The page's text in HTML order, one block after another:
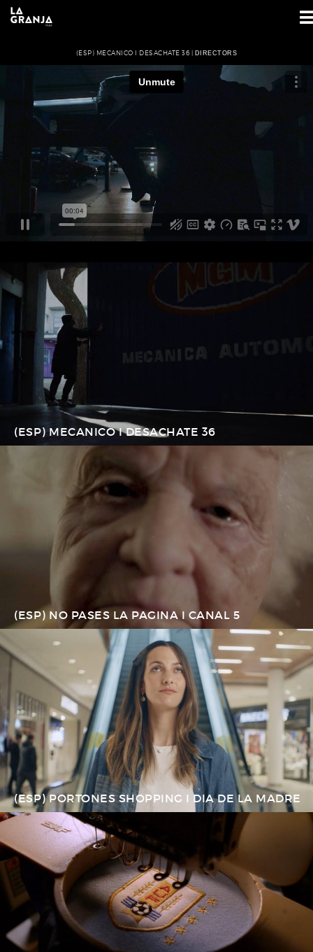
(ESP) MECANICO I DESACHATE 36 | DIRECTORS
(ESP) MECANICO I DESACHATE 36
(ESP) NO PASES LA PAGINA I CANAL 5
(ESP) PORTONES SHOPPING I DIA DE LA MADRE